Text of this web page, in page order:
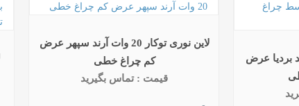
25 وات آرند بردیا عرض
لاین نوری توکار 20 وات آرند سپهر عرض
کم چراغ خطی
قیمت : تماس بگیرید